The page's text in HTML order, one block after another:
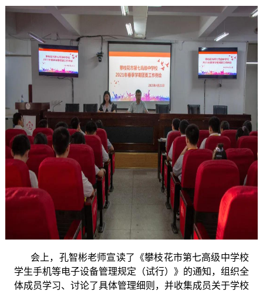
会上，孔智彬老师宣读了 《攀枝花市第七高级中学校
学生手机等电子设备管理规定（试行）》的通知，组织全
体成员学习、讨论了具体管理细则，并收集成员关于学校